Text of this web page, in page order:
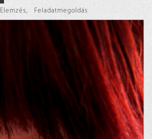
Elemzés, Feladatmegoldás